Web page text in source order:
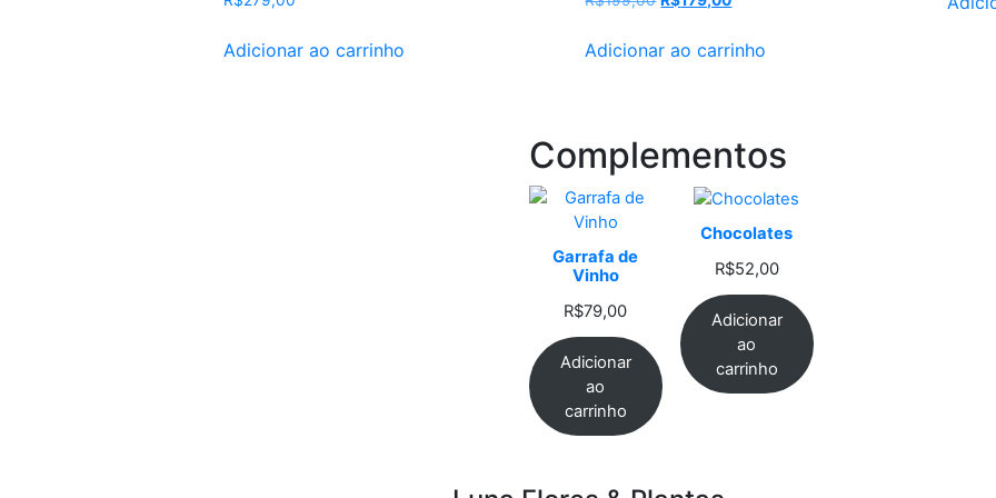
Adicionar ao carrinho
original
atual
Adicionar ao carrinho
Complementos
Garrafa de
Vinho
R$79,00
Adicionar
ao
carrinho
Chocolates
R$52,00
Adicionar
ao
carrinho